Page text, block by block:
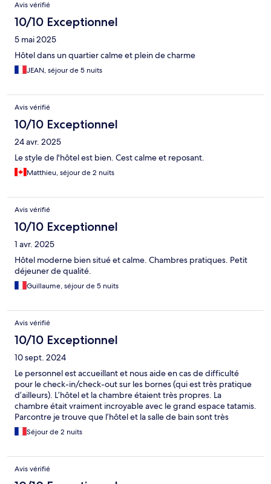
Avis vérifié
10/10 Exceptionnel
5 mai 2025
Hôtel dans un quartier calme et plein de charme
JEAN, séjour de 5 nuits
Avis vérifié
10/10 Exceptionnel
24 avr. 2025
Le style de l'hôtel est bien. Cest calme et reposant.
Matthieu, séjour de 2 nuits
Avis vérifié
10/10 Exceptionnel
1 avr. 2025
Hôtel moderne bien situé et calme. Chambres pratiques. Petit
déjeuner de qualité.
Guillaume, séjour de 5 nuits
Avis vérifié
10/10 Exceptionnel
10 sept. 2024
Le personnel est accueillant et nous aide en cas de difficulté
pour le check-in/check-out sur les bornes (qui est très pratique
d’ailleurs). L’hôtel et la chambre étaient très propres. La
chambre était vraiment incroyable avec le grand espace tatamis.
Parcontre je trouve que l’hôtel et la salle de bain sont très
sombres mais j’imagine que c’est le style voulu pour l’hôtel donc
ce n’est qu’un petit détail. Le petit plus c’est la skin care en libre
cet hôtel, j’y retournerais sans hésiter et plus longtemps je
l’espère.
Séjour de 2 nuits
Avis vérifié